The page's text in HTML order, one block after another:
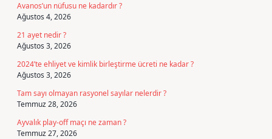
Avanos’un nüfusu ne kadardır ?
Ağustos 4, 2026
21 ayet nedir ?
Ağustos 3, 2026
2024’te ehliyet ve kimlik birleştirme ücreti ne kadar ?
Ağustos 3, 2026
Tam sayı olmayan rasyonel sayılar nelerdir ?
Temmuz 28, 2026
Ayvalık play-off maçı ne zaman ?
Temmuz 27, 2026